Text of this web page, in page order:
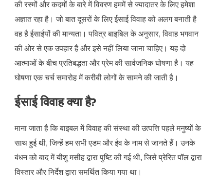
की रस्मों और कदमों के बारे में विवरण हममें से ज्यादातर के लिए हमेशा
अज्ञात रहा है। जो बात दूसरों के लिए ईसाई विवाह को अलग बनाती है
वह है ईसाईयों की मान्यता। पवित्र बाइबिल के अनुसार, विवाह भगवान
की ओर से एक उपहार है और इसे नहीं लिया जाना चाहिए। यह दो
आत्माओं के बीच प्रतिबद्धता और प्रेम की सार्वजनिक घोषणा है। यह
घोषणा एक चर्च समारोह में करीबी लोगों के सामने की जाती है।
ईसाई विवाह क्या है?
माना जाता है कि बाइबल में विवाह की संस्था की उत्पत्ति पहले मनुष्यों के
साथ हुई थी, जिन्हें हम सभी एडम और ईव के नाम से जानते हैं। उनके
बंधन को बाद में यीशु मसीह द्वारा पुष्टि की गई थी, जिसे प्रेरित पॉल द्वारा
विस्तार और निर्देश द्वारा समर्थित किया गया था।